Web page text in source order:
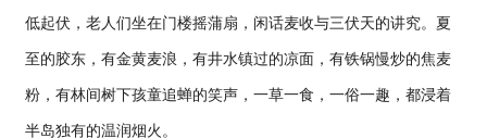
低起伏，老人们坐在门楼摇蒲扇，闲话麦收与三伏天的讲究。夏
至的胶东，有金黄麦浪，有井水镇过的凉面，有铁锅慢炒的焦麦
粉，有林间树下孩童追蝉的笑声，一草一食，一俗一趣，都浸着
半岛独有的温润烟火。